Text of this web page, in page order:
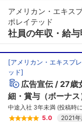
アメリカン・エキス
ポレイテッド
社員の年収・給
[アメリカン・エキスプ
ッド]
広告宣伝 27歳
細・賞与（ボーナス
中途入社 3年未満 (投稿時
5.0
2021